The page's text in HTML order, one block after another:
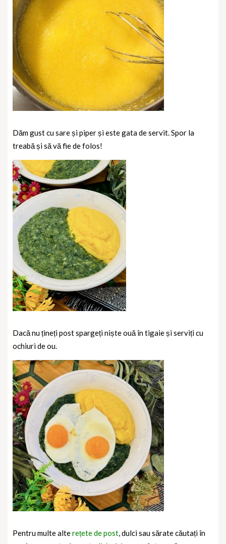
Dăm gust cu sare și piper și este gata de servit. Spor la
treabă și să vă fie de folos!
Dacă nu țineți post spargeți niște ouă în tigaie și serviți cu
ochiuri de ou.
Pentru multe alterețete de post, dulci sau sărate căutați în